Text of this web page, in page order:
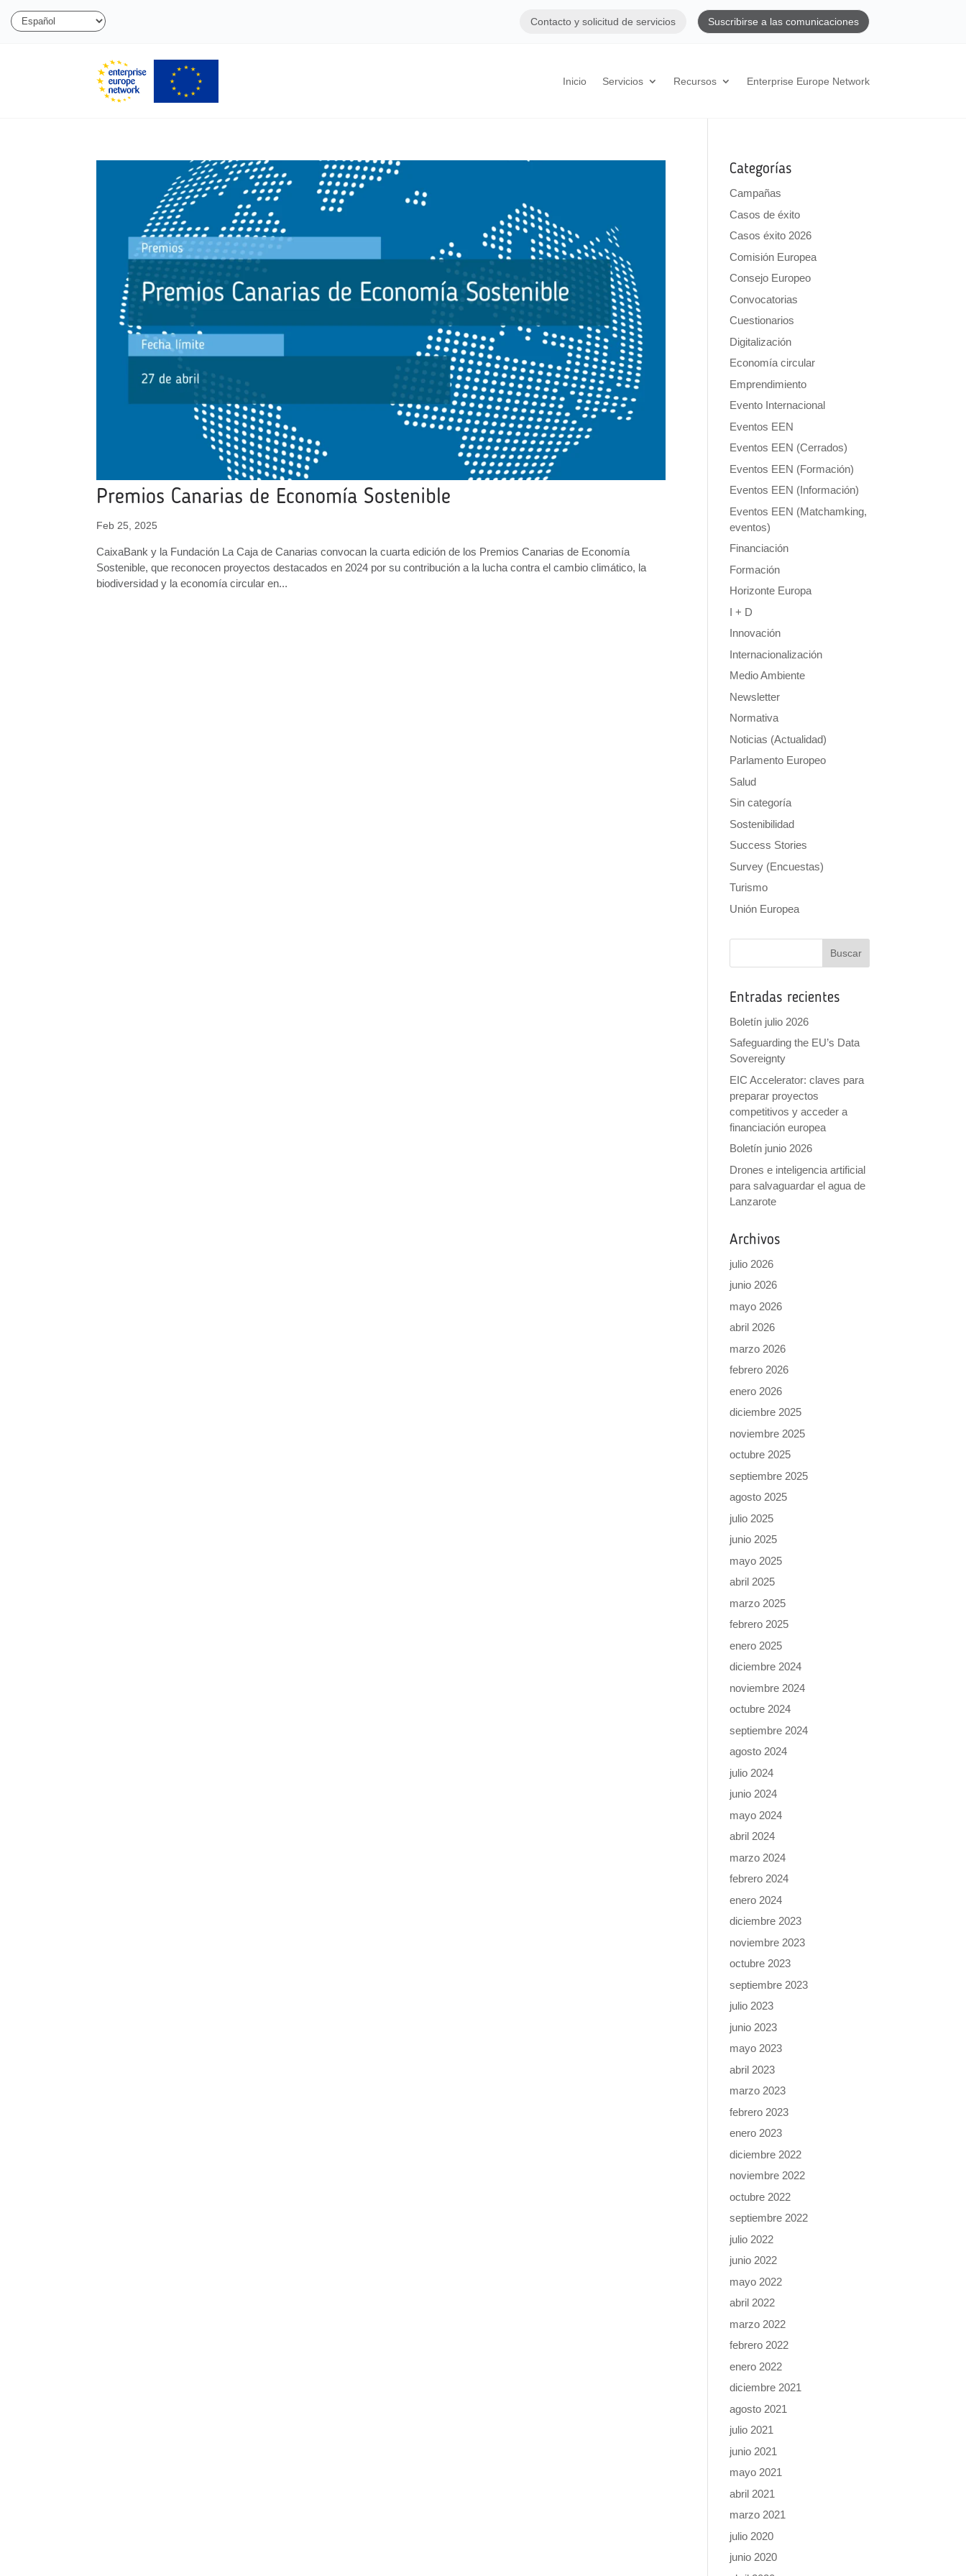
Contacto y solicitud de servicios Suscribirse a las comunicaciones
Inicio Servicios Recursos Enterprise Europe Network
Premios Canarias de Economía Sostenible
Feb 25, 2025
CaixaBank y la Fundación La Caja de Canarias convocan la cuarta edición de los Premios Canarias de Economía
Sostenible, que reconocen proyectos destacados en 2024 por su contribución a la lucha contra el cambio climático, la
biodiversidad y la economía circular en...
Categorías
Campañas
Casos de éxito
Casos éxito 2026
Comisión Europea
Consejo Europeo
Convocatorias
Cuestionarios
Digitalización
Economía circular
Emprendimiento
Evento Internacional
Eventos EEN
Eventos EEN (Cerrados)
Eventos EEN (Formación)
Eventos EEN (Información)
Eventos EEN (Matchamking,
eventos)
Financiación
Formación
Horizonte Europa
I + D
Innovación
Internacionalización
Medio Ambiente
Newsletter
Normativa
Noticias (Actualidad)
Parlamento Europeo
Salud
Sin categoría
Sostenibilidad
Success Stories
Survey (Encuestas)
Turismo
Unión Europea
Entradas recientes
Boletín julio 2026
Safeguarding the EU’s Data
Sovereignty
EIC Accelerator: claves para
preparar proyectos
competitivos y acceder a
financiación europea
Boletín junio 2026
Drones e inteligencia artificial
para salvaguardar el agua de
Lanzarote
Archivos
julio 2026
junio 2026
mayo 2026
abril 2026
marzo 2026
febrero 2026
enero 2026
diciembre 2025
noviembre 2025
octubre 2025
septiembre 2025
agosto 2025
julio 2025
junio 2025
mayo 2025
abril 2025
marzo 2025
febrero 2025
enero 2025
diciembre 2024
noviembre 2024
octubre 2024
septiembre 2024
agosto 2024
julio 2024
junio 2024
mayo 2024
abril 2024
marzo 2024
febrero 2024
enero 2024
diciembre 2023
noviembre 2023
octubre 2023
septiembre 2023
julio 2023
junio 2023
mayo 2023
abril 2023
marzo 2023
febrero 2023
enero 2023
diciembre 2022
noviembre 2022
octubre 2022
septiembre 2022
julio 2022
junio 2022
mayo 2022
abril 2022
marzo 2022
febrero 2022
enero 2022
diciembre 2021
agosto 2021
julio 2021
junio 2021
mayo 2021
abril 2021
marzo 2021
julio 2020
junio 2020